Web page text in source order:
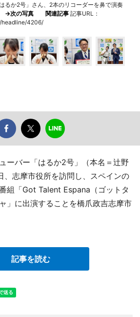
るか2号」さん、2本のリコーダーを鼻で演奏
→次の写真 関連記事 記事URL：
headline/4206/
ーバー「はるか2号」（本名＝辻野
、志摩市役所を訪問し、スペインの
組「Got Talent Espana（ゴットタ
」に出演することを橋爪政吉志摩市
記事を読む